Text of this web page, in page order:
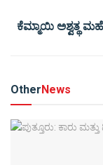
ಕೆಮ್ಮಾಯಿ ಅಶ್ವತ್ಥ
OtherNews